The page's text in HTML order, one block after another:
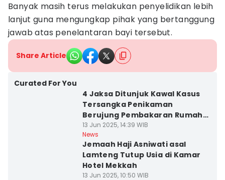
Banyak masih terus melakukan penyelidikan lebih
lanjut guna mengungkap pihak yang bertanggung
jawab atas penelantaran bayi tersebut.
Share Article
Curated For You
4 Jaksa Ditunjuk Kawal Kasus
Tersangka Penikaman
Berujung Pembakaran Rumah
Lurah di Lamteng
13 Jun 2025, 14:39 WIB
News
Jemaah Haji Asniwati asal
Lamteng Tutup Usia di Kamar
Hotel Mekkah
13 Jun 2025, 10:50 WIB